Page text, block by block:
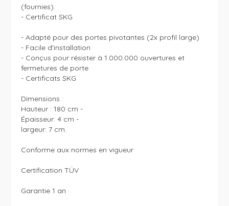
(fournies).
- Certificat SKG
- Adapté pour des portes pivotantes (2x profil large)
- Facile d'installation
- Conçus pour résister à 1.000.000 ouvertures et
fermetures de porte
- Certificats SKG
Dimensions :
Hauteur : 180 cm -
Épaisseur: 4 cm -
largeur: 7 cm.
Conforme aux normes en vigueur
Certification TÜV
Garantie 1 an